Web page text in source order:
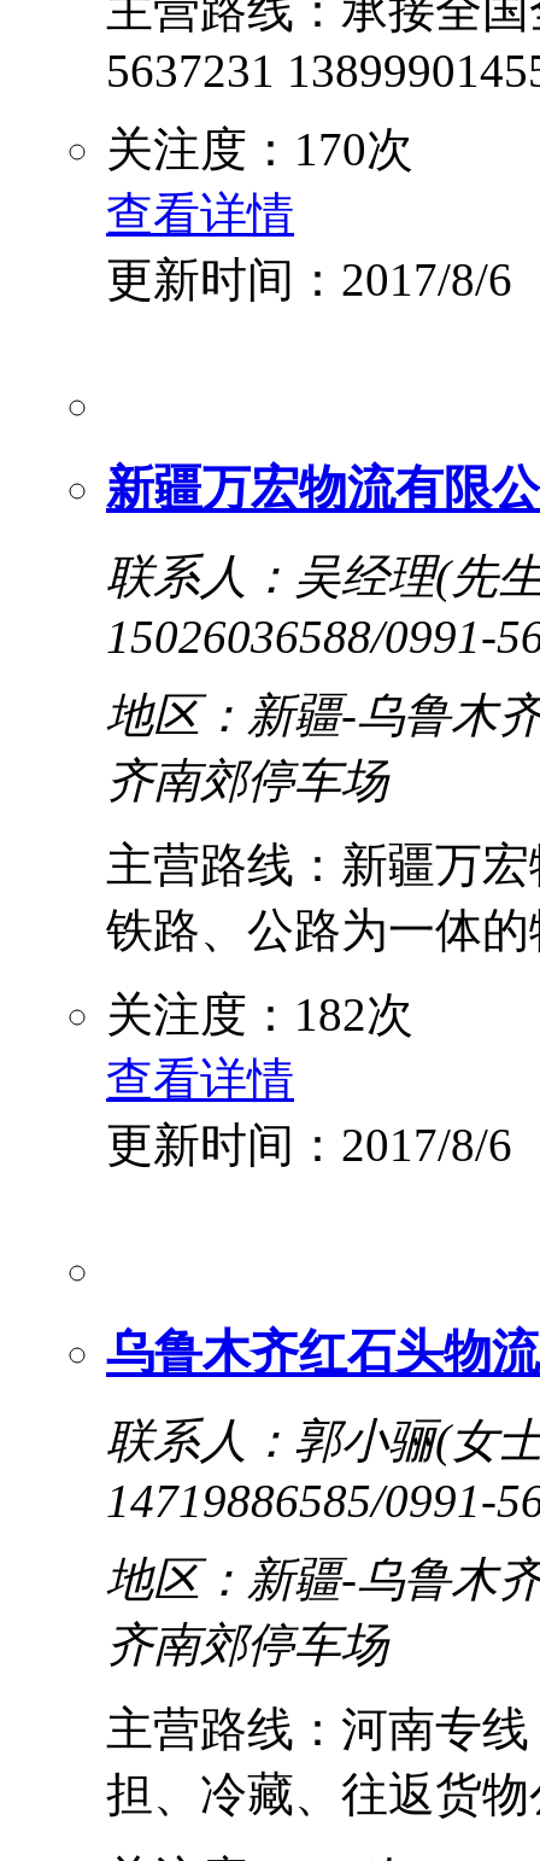
主营路线：承接全
5637231
关注度：170次
查看详情
更新时间：2017/8/6
新疆万宏物流有限
联系人：吴经理(先
15026036588/0991-
地区：新疆-乌鲁木
齐南郊停车场
主营路线：新疆万
铁路、公路为一体
关注度：182次
查看详情
更新时间：2017/8/6
乌鲁木齐红石头物
联系人：郭小骊(女
14719886585/0991-
地区：新疆-乌鲁木
齐南郊停车场
主营路线：河南专
担、冷藏、往返货